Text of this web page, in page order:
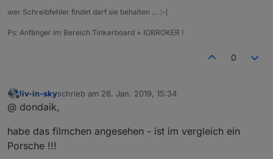
wer Schreibfehler findet darf sie behalten … :-(
Ps: Anfänger im Bereich Tinkerboard + IOBROKER !
0
Offline
liv-in-skyschrieb am 28. Jan. 2019, 15:34
zuletzt editiert von
@ dondaik,
habe das filmchen angesehen - ist im vergleich ein
Porsche !!!